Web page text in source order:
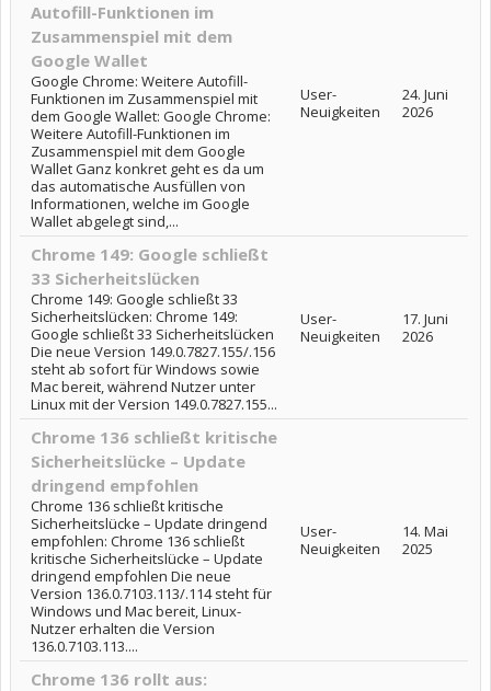
Autofill-Funktionen im
Zusammenspiel mit dem
Google Wallet
Google Chrome: Weitere Autofill-
Funktionen im Zusammenspiel mit
dem Google Wallet: Google Chrome:
Weitere Autofill-Funktionen im
Zusammenspiel mit dem Google
Wallet Ganz konkret geht es da um
das automatische Ausfüllen von
Informationen, welche im Google
Wallet abgelegt sind,...
User-
Neuigkeiten
24. Juni
2026
Chrome 149: Google schließt
33 Sicherheitslücken
Chrome 149: Google schließt 33
Sicherheitslücken: Chrome 149:
Google schließt 33 Sicherheitslücken
Die neue Version 149.0.7827.155/.156
steht ab sofort für Windows sowie
Mac bereit, während Nutzer unter
Linux mit der Version 149.0.7827.155...
User-
Neuigkeiten
17. Juni
2026
Chrome 136 schließt kritische
Sicherheitslücke – Update
dringend empfohlen
Chrome 136 schließt kritische
Sicherheitslücke – Update dringend
empfohlen: Chrome 136 schließt
kritische Sicherheitslücke – Update
dringend empfohlen Die neue
Version 136.0.7103.113/.114 steht für
Windows und Mac bereit, Linux-
Nutzer erhalten die Version
136.0.7103.113....
User-
Neuigkeiten
14. Mai
2025
Chrome 136 rollt aus: